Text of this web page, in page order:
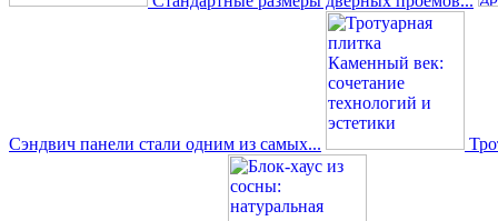
Сэндвич панели стали одним из самых...